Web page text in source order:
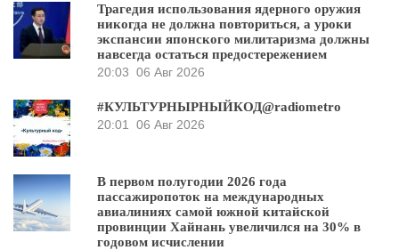
Трагедия использования ядерного оружия
никогда не должна повториться, а уроки
экспансии японского милитаризма должны
навсегда остаться предостережением
20:03 06 Авг 2026
#КУЛЬТУРНЫРНЫЙКОД@radiometro
20:01
06 Авг 2026
В первом полугодии 2026 года
пассажиропоток на международных
авиалиниях самой южной китайской
провинции Хайнань увеличился на 30% в
годовом исчислении